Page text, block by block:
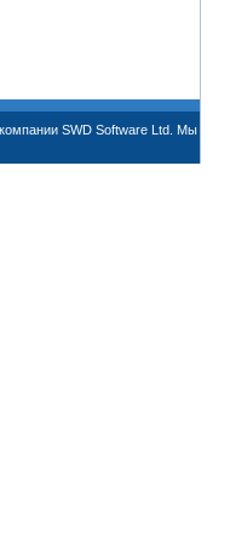
SWD Software Ltd. Мы